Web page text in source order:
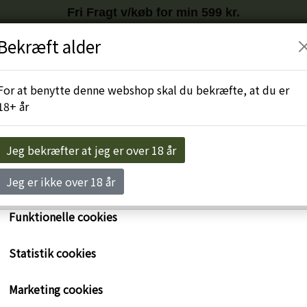
Fri Fragt v/køb for min 599 kr.
Tilmeld nyhedsbrev
Bourgogne Gevrey
egne cookies og cookies fra tredjeparter til at
til markedsføring og til at undersøge, hvordan vores
anvendes af besøgende. Du kan altid tilbagekalde dit
på linket 'Cookies' nederst på siden.
om cookies her
Nødvendige cookies
Funktionelle cookies
Statistik cookies
Marketing cookies
alder
at benytte denne webshop skal du bekræfte, at du er
år
Jeg bekræfter at jeg er over 18 år
Jeg er ikke over 18 år